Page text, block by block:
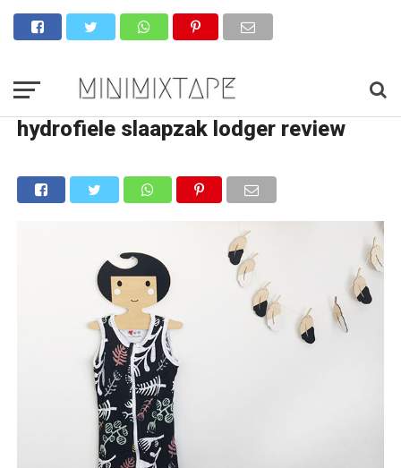
hydrofiele slaapzak lodger review